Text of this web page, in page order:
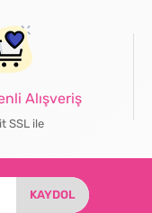
Alışveriş
SSL ile
KAYDOL